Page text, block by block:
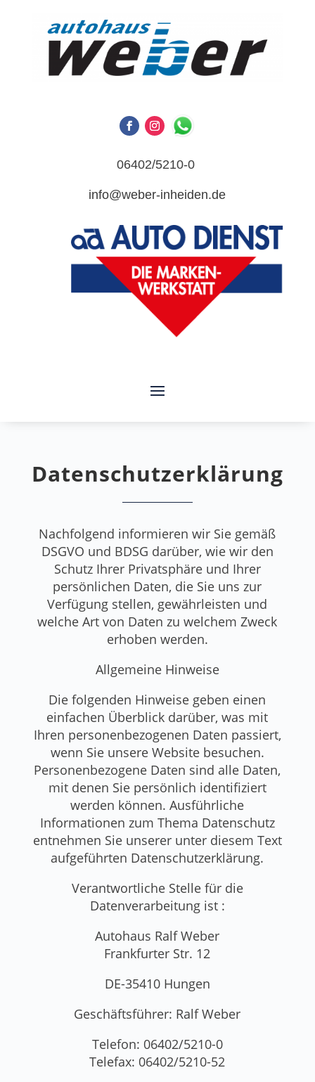
06402/5210-0
info@weber-inheiden.de
Datenschutzerklärung
Nachfolgend informieren wir Sie gemäß
DSGVO und BDSG darüber, wie wir den
Schutz Ihrer Privatsphäre und Ihrer
persönlichen Daten, die Sie uns zur
Verfügung stellen, gewährleisten und
welche Art von Daten zu welchem Zweck
erhoben werden.
Allgemeine Hinweise
Die folgenden Hinweise geben einen
einfachen Überblick darüber, was mit
Ihren personenbezogenen Daten passiert,
wenn Sie unsere Website besuchen.
Personenbezogene Daten sind alle Daten,
mit denen Sie persönlich identifiziert
werden können. Ausführliche
Informationen zum Thema Datenschutz
entnehmen Sie unserer unter diesem Text
aufgeführten Datenschutzerklärung.
Verantwortliche Stelle für die
Datenverarbeitung ist :
Autohaus Ralf Weber
Frankfurter Str. 12
DE-35410 Hungen
Geschäftsführer: Ralf Weber
Telefon: 06402/5210-0
Telefax: 06402/5210-52